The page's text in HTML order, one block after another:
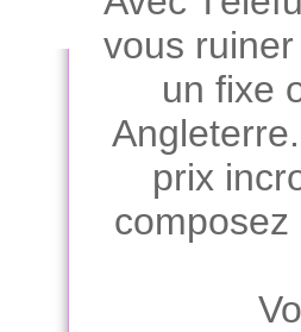
vous
un fixe
prix